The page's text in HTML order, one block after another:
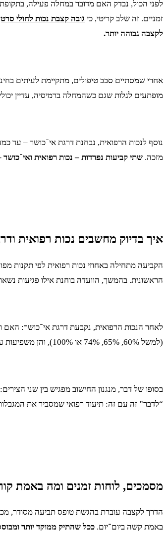
זמניים. זה שלב קריטי, כי גובה קצבת נכות לחולי
לקצבה גבוהה יותר.
אחרי שמסתיים סבב טיפולים, מתקיימת לעיתים
מופתעים לגלות שגם כשהמחלה ברמיסיה, עדיין
נוסף לנכות הרפואית, נבחנת דרגת אי־כושר – עד
מזכה. שתי קביעות נפרדות – נכות רפואית
איך בדיוק מחשבים נכות רפואית
הקביעה מתחילה באחוזי נכות רפואית לפי תקנות
הראשונית. בהמשך, הוועדה בוחנת אילו פגיעות
לאחר הנכות הרפואית, נקבעת דרגת אי־כושר: האם
(למשל 60%, 65%, 74% או 100%), והן משפיעות על היקף התשלום.
בסופו של דבר, מנגנון החישוב מפגיש בין שני
“לדבר” זה עם זה: תיעוד רפואי שמסביר את
מסמכים, לוחות זמנים ומה באמת
הדרך לקצבה עוברת בהגשת טופס תביעה מסודר,
באמת קשה ביום־יום. ככל שהתיק ממוקד יותר